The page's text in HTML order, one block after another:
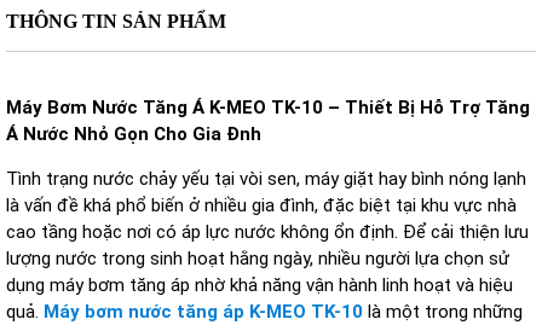
THÔNG TIN SẢN PHẨM
Máy Bơm Nước Tăng Á K-MEO TK-10 – Thiết Bị Hỗ Trợ Tăng
Á Nước Nhỏ Gọn Cho Gia Đnh
Tình trạng nước chảy yếu tại vòi sen, máy giặt hay bình nóng lạnh
là vấn đề khá phổ biến ở nhiều gia đình, đặc biệt tại khu vực nhà
cao tầng hoặc nơi có áp lực nước không ổn định. Để cải thiện lưu
lượng nước trong sinh hoạt hằng ngày, nhiều người lựa chọn sử
dụng máy bơm tăng áp nhờ khả năng vận hành linh hoạt và hiệu
quả. Máy bơm nước tăng áp K-MEO TK-10 là một trong những